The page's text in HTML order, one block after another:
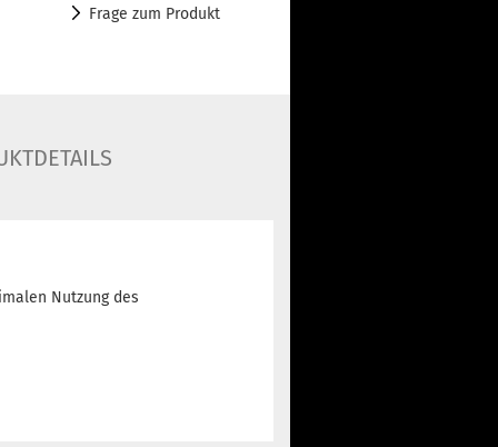
Frage zum Produkt
Nutzung des